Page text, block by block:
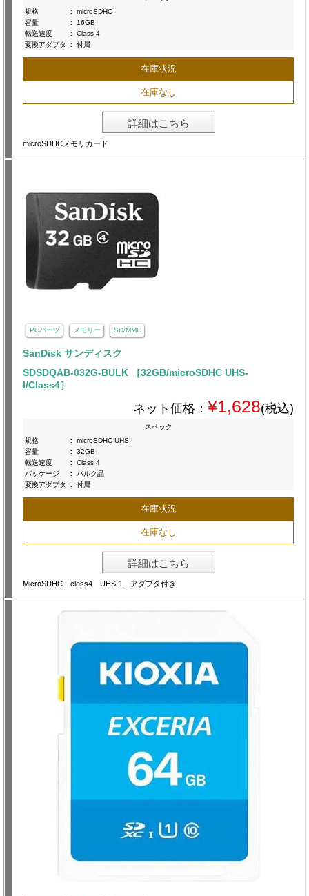
規格
:
microSDHC
容量
:
16GB
転送速度
:
Class 4
変換アダプタ
: 付属
在庫状況
在庫なし
詳細はこちら
microSDHCメモリカード
PCパーツ メモリー SD/MMC
SanDisk サンディスク
SDSDQAB-032G-BULK ［32GB/microSDHC UHS-
I/Class4］
ネット価格： ¥1,628(税込)
スペック
規格
:
microSDHC UHS-I
容量
:
32GB
転送速度
:
Class 4
パッケージ
:
バルク品
変換アダプタ
: 付属
在庫状況
在庫なし
詳細はこちら
MicroSDHC class4 UHS-1 アダプタ付き